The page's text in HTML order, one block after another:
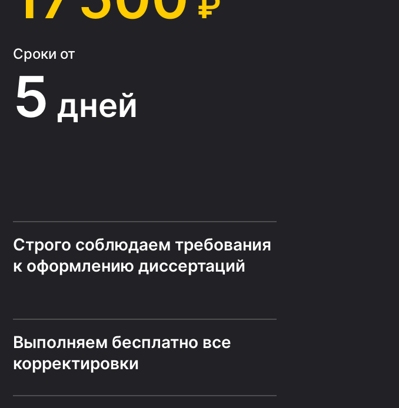
Сроки от
5 дней
Строго соблюдаем требования
к оформлению диссертаций
Выполняем бесплатно все
корректировки